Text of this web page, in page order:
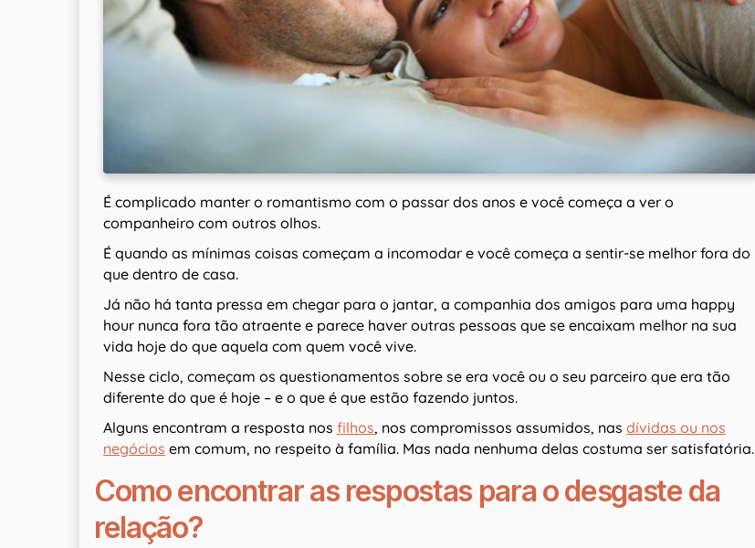
É complicado manter o romantismo com o passar dos anos e você começa a ver o
companheiro com outros olhos.
É quando as mínimas coisas começam a incomodar e você começa a sentir-se melhor fora do
que dentro de casa.
Já não há tanta pressa em chegar para o jantar, a companhia dos amigos para uma happy
hour nunca fora tão atraente e parece haver outras pessoas que se encaixam melhor na sua
vida hoje do que aquela com quem você vive.
Nesse ciclo, começam os questionamentos sobre se era você ou o seu parceiro que era tão
diferente do que é hoje – e o que é que estão fazendo juntos.
Alguns encontram a resposta nos filhos, nos compromissos assumidos, nas dívidas ou nos
negócios em comum, no respeito à família. Mas nada nenhuma delas costuma ser satisfatória.
Como encontrar as respostas para o desgaste da
relação?